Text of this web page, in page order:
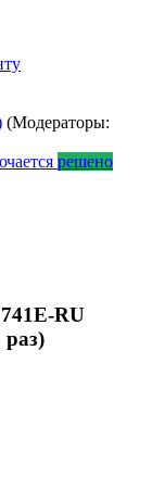
(Модераторы:
решено
RU